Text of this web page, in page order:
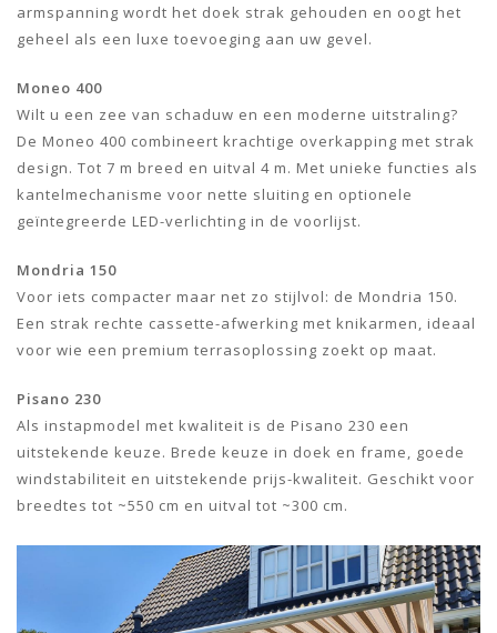
armspanning wordt het doek strak gehouden en oogt het
geheel als een luxe toevoeging aan uw gevel.
Moneo 400
Wilt u een zee van schaduw en een moderne uitstraling?
De Moneo 400 combineert krachtige overkapping met strak
design. Tot 7 m breed en uitval 4 m. Met unieke functies als
kantelmechanisme voor nette sluiting en optionele
geïntegreerde LED-verlichting in de voorlijst.
Mondria 150
Voor iets compacter maar net zo stijlvol: de Mondria 150.
Een strak rechte cassette-afwerking met knikarmen, ideaal
voor wie een premium terrasoplossing zoekt op maat.
Pisano 230
Als instapmodel met kwaliteit is de Pisano 230 een
uitstekende keuze. Brede keuze in doek en frame, goede
windstabiliteit en uitstekende prijs-kwaliteit. Geschikt voor
breedtes tot ~550 cm en uitval tot ~300 cm.